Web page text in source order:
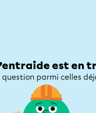
est en
parmi celles